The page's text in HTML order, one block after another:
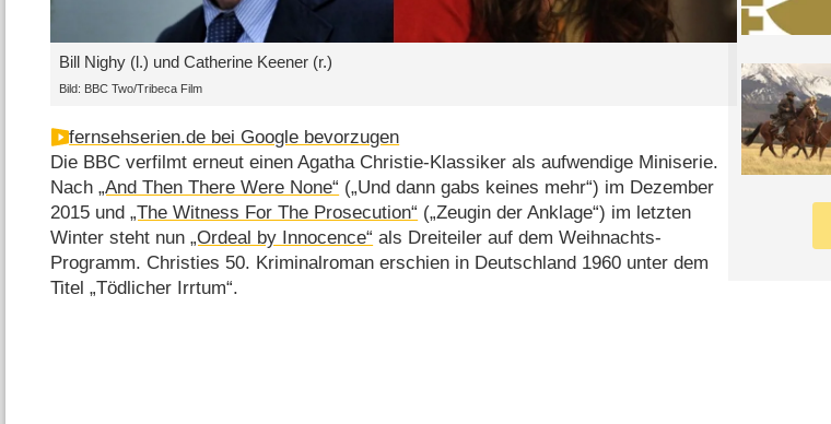
Bill Nighy (l.) und Catherine Keener (r.)
Bild: BBC Two/Tribeca Film
fernsehserien.de bei Google bevorzugen
Die BBC verfilmt erneut einen Agatha Christie-Klassiker als aufwendige Miniserie.
Nach„And Then There Were None“ („Und dann gabs keines mehr“) im Dezember
2015 und„The Witness For The Prosecution“ („Zeugin der Anklage“) im letzten
Winter steht nun„Ordeal by Innocence“ als Dreiteiler auf dem Weihnachts-
Programm. Christies 50. Kriminalroman erschien in Deutschland 1960 unter dem
Titel „Tödlicher Irrtum“.